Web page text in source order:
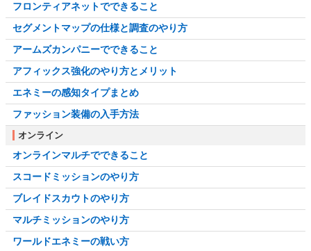
フロンティアネットでできること
セグメントマップの仕様と調査のやり方
アームズカンパニーでできること
アフィックス強化のやり方とメリット
エネミーの感知タイプまとめ
ファッション装備の入手方法
オンライン
オンラインマルチでできること
スコードミッションのやり方
ブレイドスカウトのやり方
マルチミッションのやり方
ワールドエネミーの戦い方